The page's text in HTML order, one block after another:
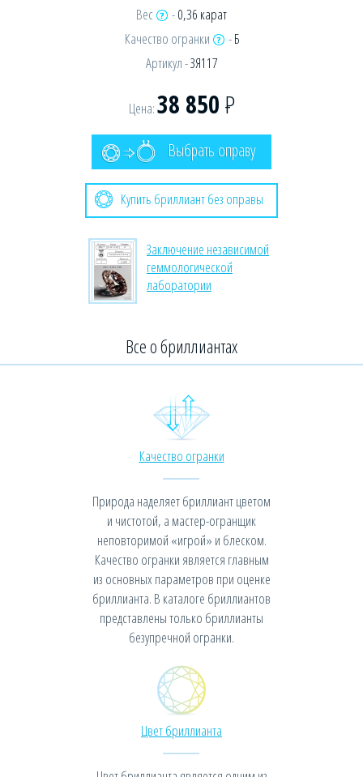
Вес
-0,36 карат
Качество огранки
-Б
Артикул -ЗЯ117
Цена:38 850Р
Выбрать оправу
Купить бриллиант без оправы
Заключение независимой
геммологической
лаборатории
Все о бриллиантах
Качество огранки
Природа наделяет бриллиант цветом
и чистотой, а мастер-огранщик
неповторимой «игрой» и блеском.
Качество огранки является главным
из основных параметров при оценке
бриллианта. В каталоге бриллиантов
представлены только бриллианты
безупречной огранки.
Цвет бриллианта